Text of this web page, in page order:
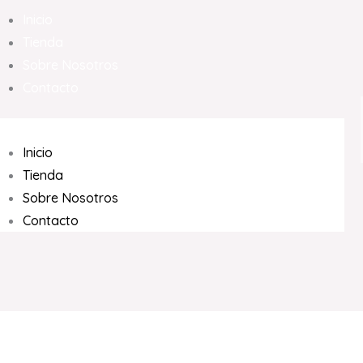
Inicio
Tienda
Sobre Nosotros
Contacto